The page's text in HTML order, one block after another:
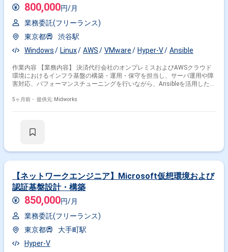
800,000円/月
業務委託(フリーランス)
東京都
渋谷駅
Windows
Linux AWS VMware Hyper-V Ansible
作業内容 【業務内容】 決済代行会社のオンプレミスおよびAWSクラウド
環境におけるインフラ基盤の構築・運用・保守を担当し、サーバ運用や障
害対応、パフォーマンスチューニングを行いながら、Ansibleを活用した自
業内容】 ・Linux、Windowsサーバの監視、メンテナンス、障害対応 ・
5ヶ月前・ 提供元: Midworks
【ネットワークエンジニア】Microsoft仮想環境および
認証基盤設計・構築
850,000円/月
業務委託(フリーランス)
東京都
大手町駅
Hyper-V